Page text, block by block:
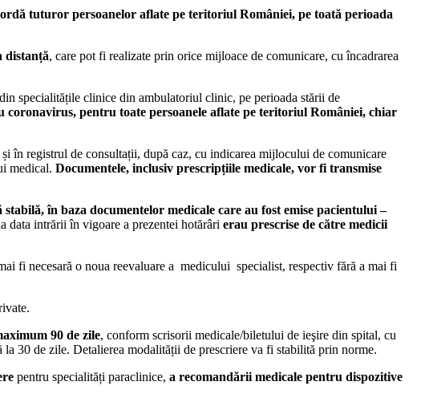
tuturor persoanelor aflate pe teritoriul României, pe toată perioada
distanță, care pot fi realizate prin orice mijloace de comunicare, cu încadrarea
specialitățile clinice din ambulatoriul clinic, pe perioada stării de
pentru toate persoanele aflate pe teritoriul României, chiar
în registrul de consultații, după caz, cu indicarea mijlocului de comunicare
medical. Documentele, inclusiv prescripțiile medicale, vor fi transmise
în baza documentelor medicale care au fost emise pacientului –
data intrării în vigoare a prezentei hotărâri erau prescrise de către medicii
fi necesară o noua reevaluare a medicului specialist, respectiv fără a mai fi
90 de zile, conform scrisorii medicale/biletului de ieşire din spital, cu
30 de zile. Detalierea modalității de prescriere va fi stabilită prin norme.
pentru specialități paraclinice, a recomandării medicale pentru dispozitive